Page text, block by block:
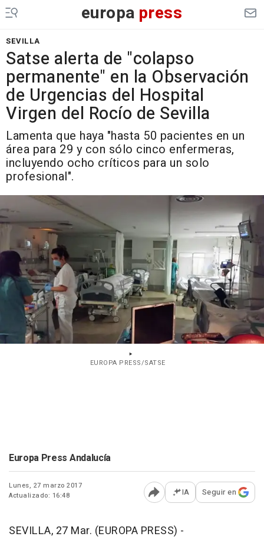
europa press
SEVILLA
Satse alerta de "colapso
permanente" en la Observación
de Urgencias del Hospital
Virgen del Rocío de Sevilla
Lamenta que haya "hasta 50 pacientes en un
área para 29 y con sólo cinco enfermeras,
incluyendo ocho críticos para un solo
profesional".
EUROPA PRESS/SATSE
Europa Press Andalucía
Lunes, 27 marzo 2017
Actualizado: 16:48
Abrir opciones para
IA Seguir en
SEVILLA, 27 Mar. (EUROPA PRESS) -